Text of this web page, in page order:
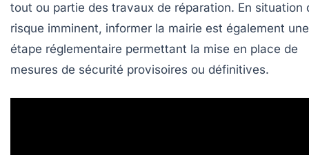
tout ou partie des travaux de réparation. En situation
risque imminent, informer la mairie est également une
étape réglementaire permettant la mise en place de
mesures de sécurité provisoires ou définitives.